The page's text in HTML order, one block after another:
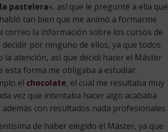
pastelera«, así que le pregunté a ella qué
tan bien que me animó a formarme
correo la información sobre los cursos de
por ninguno de ellos, ya que todos
la atención, así que decidí hacer el Máster
esta forma me obligaba a estudiar
el chocolate, el cual me resultaba muy
vez que intentaba hacer algo acababa
con resultados nada profesionales.
de haber elegido el Máster, ya que